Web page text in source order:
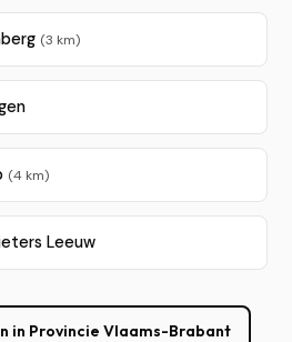
(3 km)
(4 km)
Leeuw
in Provincie Vlaams-Brabant